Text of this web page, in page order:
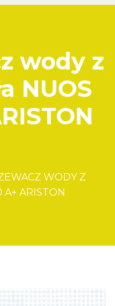
wody z
NUOS
WODY Z
ARISTON